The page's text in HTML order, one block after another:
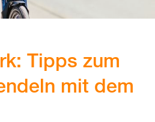
Tipps zum
mit dem